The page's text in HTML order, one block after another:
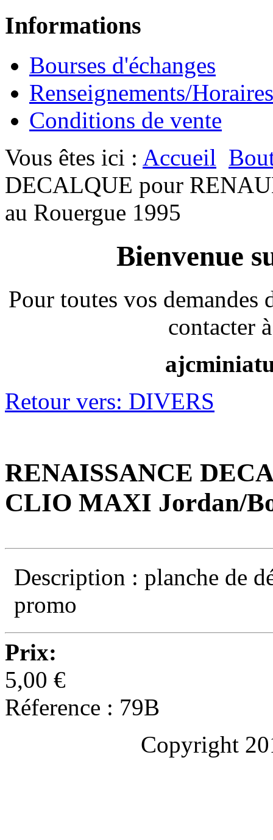
Informations
Bourses d'échanges
Renseignements/Horaires
Conditions de vente
Vous êtes ici : Accueil
DECALQUE pour
au Rouergue 1995
Bienvenue
Pour toutes vos
contacter
Retour vers: DIVERS
RENAISSANCE
CLIO MAXI Jordan/
Description : planche de
promo
Prix:
5,00 €
Réference : 79B
Copyright